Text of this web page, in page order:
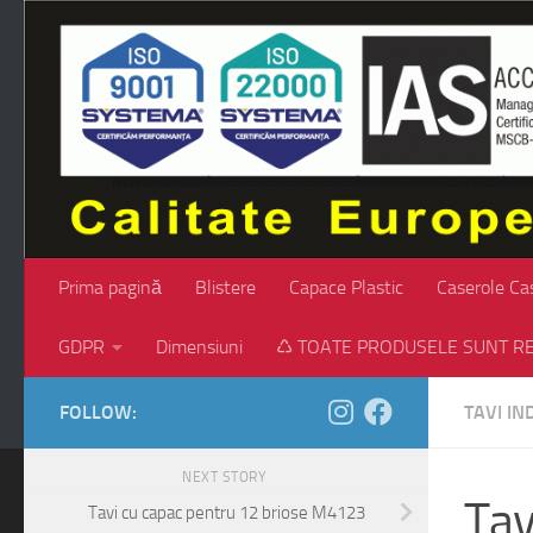
Skip to content
Prima pagină Blistere Capace Plastic Caserole
GDPR Dimensiuni ♺ TOATE PRODUSELE SUNT
TAVI
FOLLOW:
NEXT STORY
Tavi cu capac pentru 12 briose M4123